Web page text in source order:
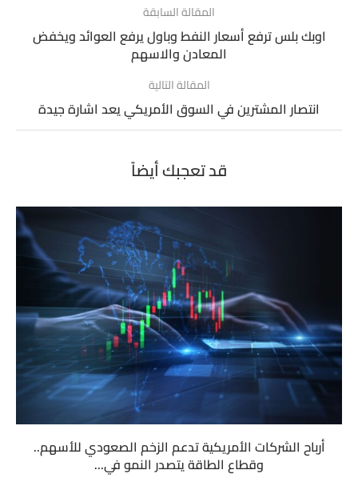
المقالة السابقة
اوبك بلس ترفع أسعار النفط وباول يرفع العوائد ويخفض
المعادن والاسهم
المقالة التالية
انتصار المشترين في السوق الأمريكي يعد اشارة جيدة
قد تعجبك أيضاً
أرباح الشركات الأمريكية تدعم الزخم الصعودي للأسهم..
وقطاع الطاقة يتصدر النمو في...